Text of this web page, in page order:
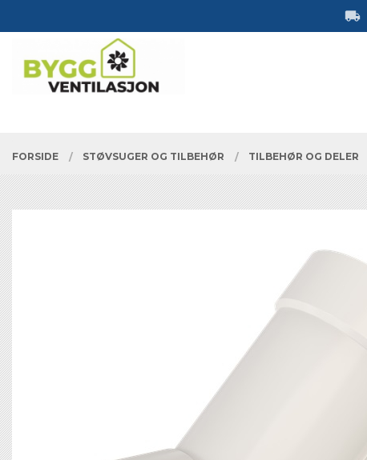
til
PRODUKTER
FORSIDE STØVSUGER OG TILBEHØR TILBEHØR OG DELER